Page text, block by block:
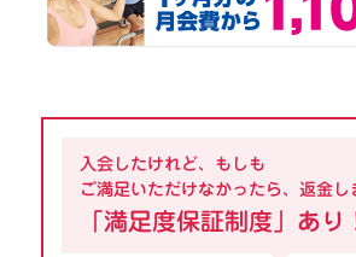
入会したけれど、もしも
ご満足いただけなかったら、返金し
「満足度保証制度」あり